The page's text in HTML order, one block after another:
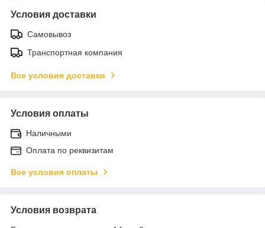
Условия доставки
Самовывоз
Транспортная компания
Все условия доставки
Условия оплаты
Наличными
Оплата по реквизитам
Все условия оплаты
Условия возврата